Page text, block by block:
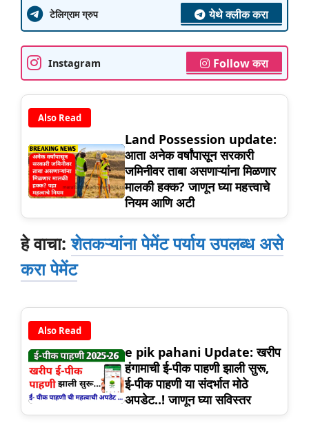
टेलिग्राम ग्रुप येथे क्लीक करा
Instagram Follow करा
Also Read
Land Possession update:
आता अनेक वर्षांपासून सरकारी
जमिनीवर ताबा असणाऱ्यांना मिळणार
मालकी हक्क? जाणून घ्या महत्त्वाचे
नियम आणि अटी
हे वाचा:शेतकऱ्यांना पेमेंट पर्याय उपलब्ध असे
करा पेमेंट
Also Read
e pik pahani Update: खरीप
हंगामाची ई-पीक पाहणी झाली सुरू,
ई-पीक पाहणी या संदर्भात मोठे
अपडेट..! जाणून घ्या सविस्तर